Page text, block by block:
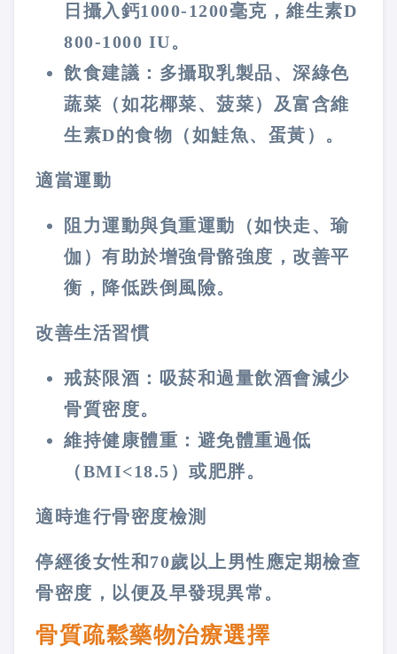
日攝入鈣1000-1200毫克，維生素D
800-1000 IU。
飲食建議：多攝取乳製品、深綠色
蔬菜（如花椰菜、菠菜）及富含維
生素D的食物（如鮭魚、蛋黃）。
適當運動
阻力運動與負重運動（如快走、瑜
伽）有助於增強骨骼強度，改善平
衡，降低跌倒風險。
改善生活習慣
戒菸限酒：吸菸和過量飲酒會減少
骨質密度。
維持健康體重：避免體重過低
（BMI<18.5）或肥胖。
適時進行骨密度檢測
停經後女性和70歲以上男性應定期檢查
骨密度，以便及早發現異常。
骨質疏鬆藥物治療選擇